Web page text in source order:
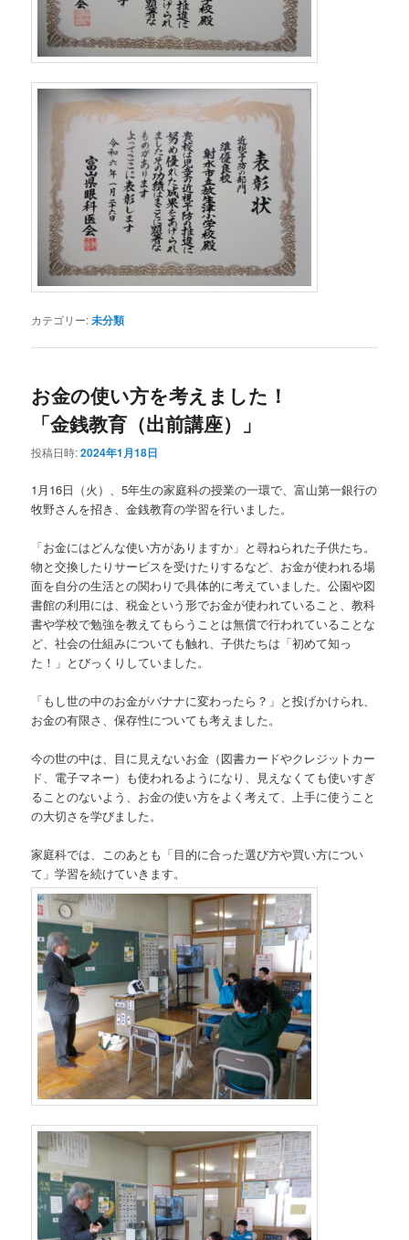
カテゴリー:未分類
お金の使い方を考えました！
「金銭教育（出前講座）」
投稿日時:2024年1月18日
1月16日（火）、5年生の家庭科の授業の一環で、富山第一銀行の
牧野さんを招き、金銭教育の学習を行いました。
「お金にはどんな使い方がありますか」と尋ねられた子供たち。
物と交換したりサービスを受けたりするなど、お金が使われる場
面を自分の生活との関わりで具体的に考えていました。公園や図
書館の利用には、税金という形でお金が使われていること、教科
書や学校で勉強を教えてもらうことは無償で行われていることな
ど、社会の仕組みについても触れ、子供たちは「初めて知っ
た！」とびっくりしていました。
「もし世の中のお金がバナナに変わったら？」と投げかけられ、
お金の有限さ、保存性についても考えました。
今の世の中は、目に見えないお金（図書カードやクレジットカー
ド、電子マネー）も使われるようになり、見えなくても使いすぎ
ることのないよう、お金の使い方をよく考えて、上手に使うこと
の大切さを学びました。
家庭科では、このあとも「目的に合った選び方や買い方につい
て」学習を続けていきます。